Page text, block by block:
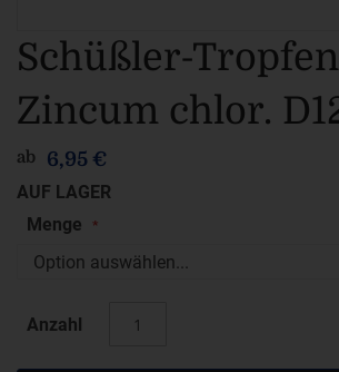
Schüßler-
Zincum chlor.
ab 6,95 €
AUF LAGER
Menge
Anzahl
Zum
der
springen